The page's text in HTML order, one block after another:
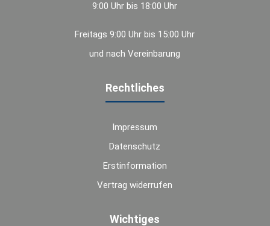
9:00 Uhr bis 18:00 Uhr
Freitags 9:00 Uhr bis 15:00 Uhr
und nach Vereinbarung
Rechtliches
Impressum
Datenschutz
Erstinformation
Vertrag widerrufen
Wichtiges